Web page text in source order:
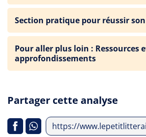
Section pratique pour réussir
Pour aller plus loin : Ressources
approfondissements
Partager cette analyse
https://